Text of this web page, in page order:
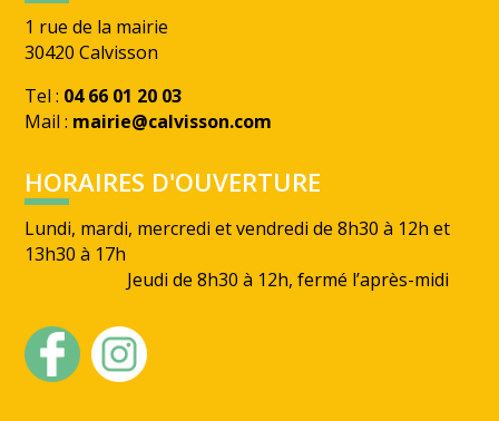
1 rue de la mairie
30420 Calvisson
Tel : 04 66 01 20 03
Mail : mairie@calvisson.com
HORAIRES D'OUVERTURE
Lundi, mardi, mercredi et vendredi de 8h30 à 12h et
13h30 à 17h
Jeudi de 8h30 à 12h, fermé l’après-midi